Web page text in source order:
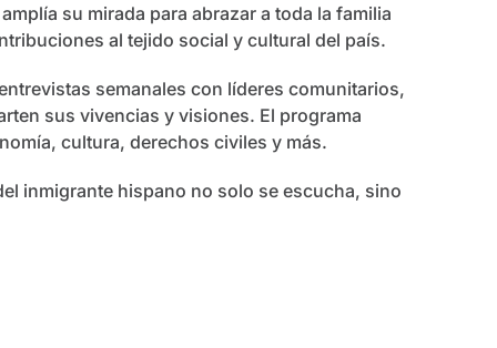
su mirada para abrazar a toda la familia
al tejido social y cultural del país.
semanales con líderes comunitarios,
sus vivencias y visiones. El programa
cultura, derechos civiles y más.
inmigrante hispano no solo se escucha, sino